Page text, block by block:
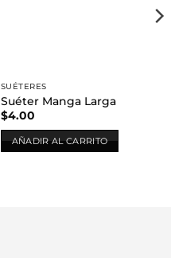
SUÉTERES
Suéter Manga Larga
$4.00
AÑADIR AL CARRITO